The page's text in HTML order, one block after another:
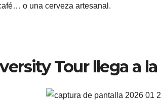
o una cerveza artesanal.
Tour llega a